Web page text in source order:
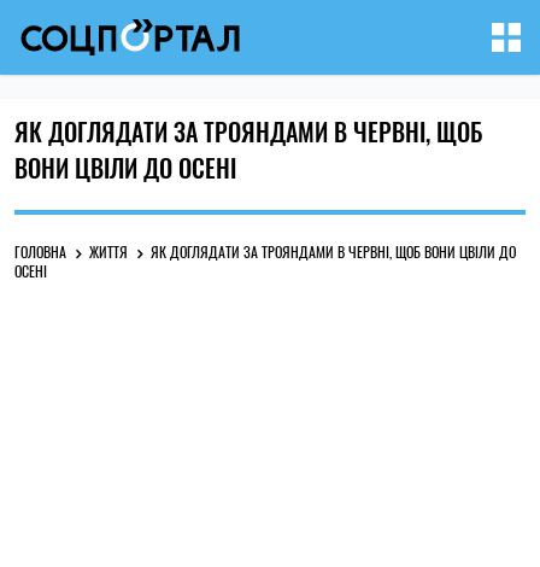
ЯК ДОГЛЯДАТИ ЗА ТРОЯНДАМИ В ЧЕРВНІ, ЩОБ
ВОНИ ЦВІЛИ ДО ОСЕНІ
ГОЛОВНА ЖИТТЯ
ЯК ДОГЛЯДАТИ ЗА ТРОЯНДАМИ В ЧЕРВНІ, ЩОБ ВОНИ ЦВІЛИ ДО
ОСЕНІ